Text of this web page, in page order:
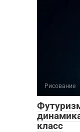
Рисование
класс